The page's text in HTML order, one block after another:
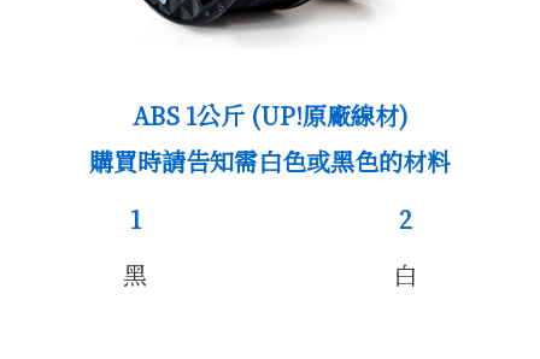
公司簡
ABS 1公斤 (UP!原廠線材)
購買時請告知需白色或黑色的材料
1
黑
2
白